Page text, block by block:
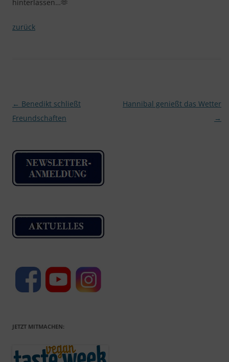
hinterlassen…🫶
zurück
Beitragsnavigation
← Benedikt schließt
Freundschaften
Hannibal genießt das Wetter
→
JETZT MITMACHEN: